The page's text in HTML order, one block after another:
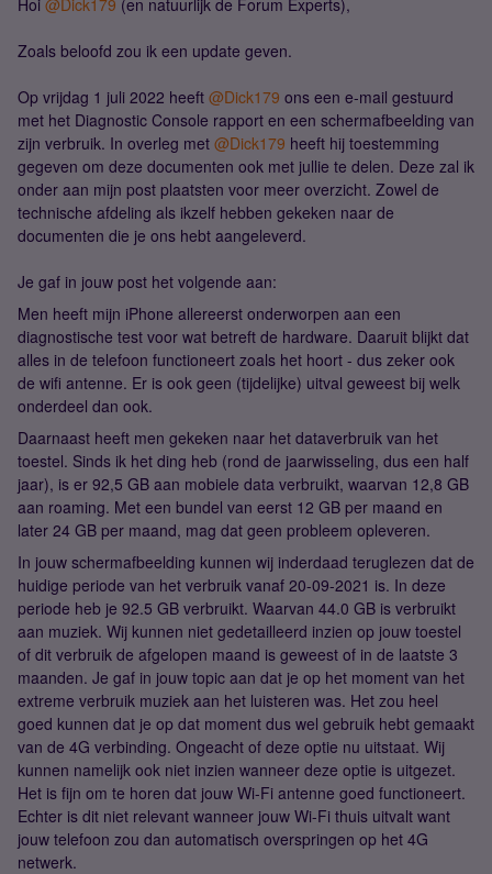
Hoi @Dick179 (en natuurlijk de Forum Experts),
Zoals beloofd zou ik een update geven.
Op vrijdag 1 juli 2022 heeft @Dick179 ons een e-mail gestuurd
met het Diagnostic Console rapport en een schermafbeelding van
zijn verbruik. In overleg met @Dick179 heeft hij toestemming
gegeven om deze documenten ook met jullie te delen. Deze zal ik
onder aan mijn post plaatsten voor meer overzicht. Zowel de
technische afdeling als ikzelf hebben gekeken naar de
documenten die je ons hebt aangeleverd.
Je gaf in jouw post het volgende aan:
Men heeft mijn iPhone allereerst onderworpen aan een
diagnostische test voor wat betreft de hardware. Daaruit blijkt dat
alles in de telefoon functioneert zoals het hoort - dus zeker ook
de wifi antenne. Er is ook geen (tijdelijke) uitval geweest bij welk
onderdeel dan ook.
Daarnaast heeft men gekeken naar het dataverbruik van het
toestel. Sinds ik het ding heb (rond de jaarwisseling, dus een half
jaar), is er 92,5 GB aan mobiele data verbruikt, waarvan 12,8 GB
aan roaming. Met een bundel van eerst 12 GB per maand en
later 24 GB per maand, mag dat geen probleem opleveren.
In jouw schermafbeelding kunnen wij inderdaad teruglezen dat de
huidige periode van het verbruik vanaf 20-09-2021 is. In deze
periode heb je 92.5 GB verbruikt. Waarvan 44.0 GB is verbruikt
aan muziek. Wij kunnen niet gedetailleerd inzien op jouw toestel
of dit verbruik de afgelopen maand is geweest of in de laatste 3
maanden. Je gaf in jouw topic aan dat je op het moment van het
extreme verbruik muziek aan het luisteren was. Het zou heel
goed kunnen dat je op dat moment dus wel gebruik hebt gemaakt
van de 4G verbinding. Ongeacht of deze optie nu uitstaat. Wij
kunnen namelijk ook niet inzien wanneer deze optie is uitgezet.
Het is fijn om te horen dat jouw Wi-Fi antenne goed functioneert.
Echter is dit niet relevant wanneer jouw Wi-Fi thuis uitvalt want
jouw telefoon zou dan automatisch overspringen op het 4G
netwerk.